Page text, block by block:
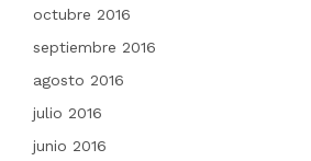
octubre 2016
septiembre 2016
agosto 2016
julio 2016
junio 2016